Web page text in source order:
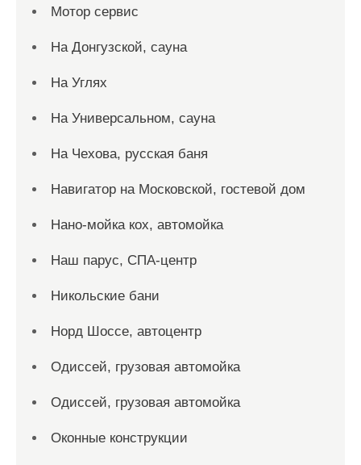
Мотор сервис
На Донгузской, сауна
На Углях
На Универсальном, сауна
На Чехова, русская баня
Навигатор на Московской, гостевой дом
Нано-мойка кох, автомойка
Наш парус, СПА-центр
Никольские бани
Норд Шоссе, автоцентр
Одиссей, грузовая автомойка
Одиссей, грузовая автомойка
Оконные конструкции